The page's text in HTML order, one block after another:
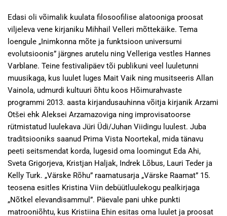
Edasi oli võimalik kuulata filosoofilise alatooniga proosat
viljeleva vene kirjaniku Mihhail Velleri mõttekäike. Tema
loengule „Inimkonna mõte ja funktsioon universumi
evolutsioonis” järgnes arutelu ning Velleriga vestles Hannes
Varblane. Teine festivalipäev tõi publikuni veel luuletunni
muusikaga, kus luulet luges Mait Vaik ning musitseeris Allan
Vainola, udmurdi kultuuri õhtu koos Hõimurahvaste
programmi 2013. aasta kirjandusauhinna võitja kirjanik Arzami
Otšei ehk Aleksei Arzamazoviga ning improvisatoorse
rütmistatud luulekava Jüri Üdi/Juhan Viidingu luulest. Juba
traditsiooniks saanud Prima Vista Noortekal, mida tänavu
peeti seitsmendat korda, lugesid oma loomingut Eda Ahi,
Sveta Grigorjeva, Kristjan Haljak, Indrek Lõbus, Lauri Teder ja
Kelly Turk. „Värske Rõhu” raamatusarja „Värske Raamat” 15.
teosena esitles Kristina Viin debüütluulekogu pealkirjaga
„Nõtkel elevandisammul”. Päevale pani uhke punkti
matrooniõhtu, kus Kristiina Ehin esitas oma luulet ja proosat